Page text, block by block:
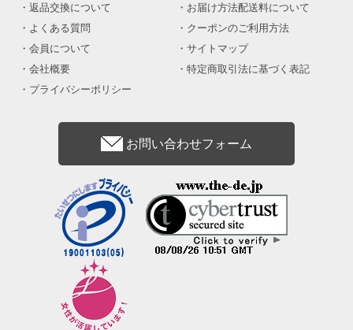
返品交換について
お届け方法配送料について
よくある質問
クーポンのご利用方法
会員について
サイトマップ
会社概要
特定商取引法に基づく表記
プライバシーポリシー
お問い合わせフォーム